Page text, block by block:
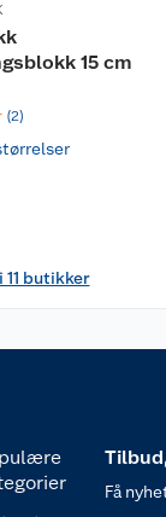
15 cm
(2)
11 butikker
Få